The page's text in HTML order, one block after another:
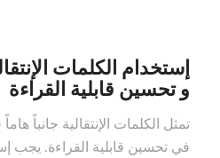
إستخدام الكلمات
و تحسين قابلية القراءة
تمثل الكلمات الإنتقالية جانباً
في تحسين قابلية القراءة. يجب